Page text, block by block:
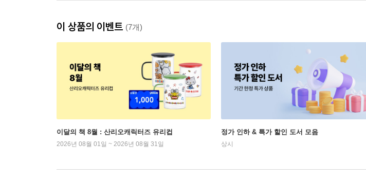
이 상품의 이벤트 (7개)
이달의 책 8월 : 산리오캐릭터즈 유리컵
2026년 08월 01일 ~ 2026년 08월 31일
정가 인하 & 특가 할인 도서 모음
상시